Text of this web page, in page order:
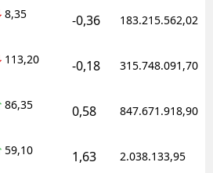
8,35 -0,36 183.215.562,02
113,20 -0,18 315.748.091,70
86,35 0,58 847.671.918,90
59,10 1,63 2.038.133,95